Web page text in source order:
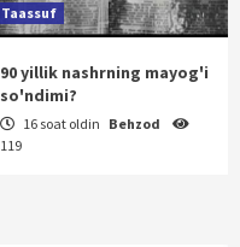
Taassuf
90 yillik nashrning mayog'i
so'ndimi?
16 soat oldin Behzod
119